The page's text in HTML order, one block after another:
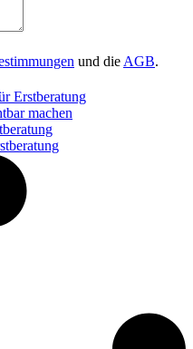
und die AGB.
Erstberatung
machen